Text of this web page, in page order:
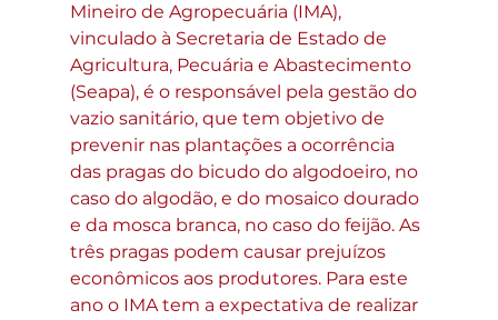
Mineiro de Agropecuária (IMA),
vinculado à Secretaria de Estado de
Agricultura, Pecuária e Abastecimento
(Seapa), é o responsável pela gestão do
vazio sanitário, que tem objetivo de
prevenir nas plantações a ocorrência
das pragas do bicudo do algodoeiro, no
caso do algodão, e do mosaico dourado
e da mosca branca, no caso do feijão. As
três pragas podem causar prejuízos
econômicos aos produtores. Para este
ano o IMA tem a expectativa de realizar